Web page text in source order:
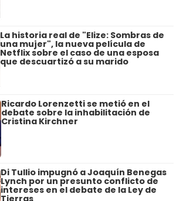
La historia real de "Elize: Sombras de
una mujer", la nueva película de
Netflix sobre el caso de una esposa
que descuartizó a su marido
Ricardo Lorenzetti se metió en el
debate sobre la inhabilitación de
Cristina Kirchner
Di Tullio impugnó a Joaquín Benegas
Lynch por un presunto conflicto de
intereses en el debate de la Ley de